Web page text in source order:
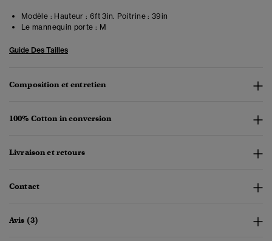
Modèle : Hauteur : 6ft 3in. Poitrine : 39in
Le mannequin porte : M
Guide Des Tailles
Composition et entretien
100% Cotton in conversion
Livraison et retours
Contact
Avis (3)